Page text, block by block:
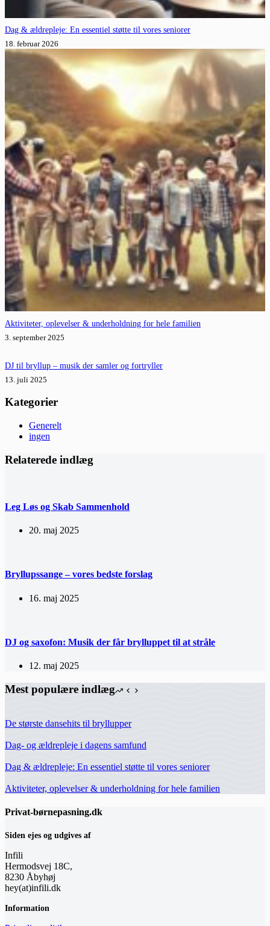
Dag & ældrepleje: En essentiel støtte til vores seniorer
18. februar 2026
Aktiviteter, oplevelser & underholdning for hele familien
3. september 2025
DJ til bryllup – musik der samler og fortryller
13. juli 2025
Kategorier
Generelt
ingen
Relaterede indlæg
Leg Løs og Skab Sammenhold
20. maj 2025
Bryllupssange – vores bedste forslag
16. maj 2025
DJ og saxofon: Musik der får brylluppet til at stråle
12. maj 2025
Mest populære indlæg
De største dansehits til bryllupper
Dag- og ældrepleje i dagens samfund
Dag & ældrepleje: En essentiel støtte til vores seniorer
Aktiviteter, oplevelser & underholdning for hele familien
Privat-børnepasning.dk
Siden ejes og udgives af
Infili
Hermodsvej 18C,
8230 Åbyhøj
hey(at)infili.dk
Information